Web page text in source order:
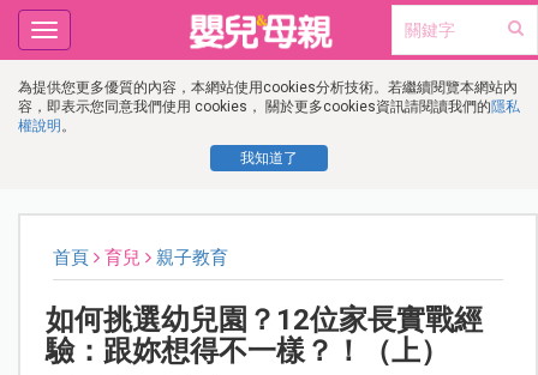
為提供您更多優質的內容，本網站使用cookies分析技術。若繼續閱覽本網站內
容，即表示您同意我們使用 cookies， 關於更多cookies資訊請閱讀我們的隱私
權說明 。
我知道了
Toggle
navigation
首頁 育兒 親子教育
如何挑選幼兒園？12位家長實戰經
驗：跟妳想得不一樣？！（上）